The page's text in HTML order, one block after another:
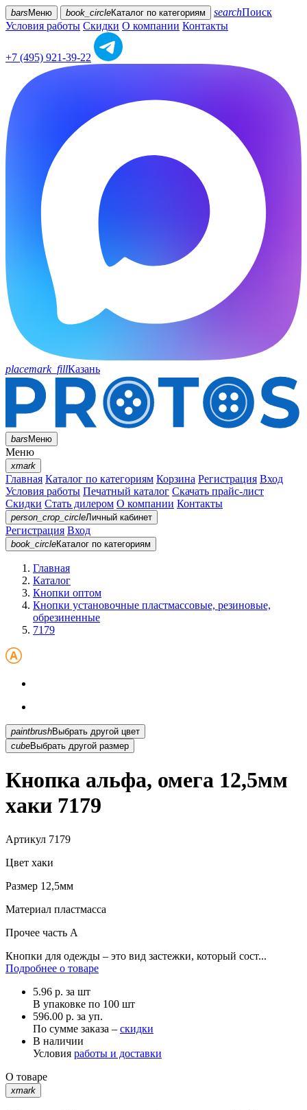
bars Меню book_circleКаталог по категориям searchПоиск
Условия работы Скидки О компании Контакты
+7 (495) 921-39-22
placemark_fillКазань
barsМеню
Меню
xmark
Главная Каталог по категориям Корзина Регистрация Вход
Условия работы Печатный каталог Скачать прайс-лист
Скидки Стать дилером О компании Контакты
person_crop_circleЛичный кабинет
Регистрация Вход
book_circleКаталог по категориям
Главная
Каталог
Кнопки оптом
Кнопки установочные пластмассовые, резиновые,
обрезиненные
7179
paintbrush
Выбрать другой цвет
cubeВыбрать другой размер
Кнопка альфа, омега 12,5мм
хаки 7179
Артикул 7179
Цвет хаки
Размер 12,5мм
Материал пластмасса
Прочее часть A
Кнопки для одежды – это вид застежки, который сост...
Подробнее о товаре
5.96 р. за шт
В упаковке по 100 шт
596.00 р. за уп.
По сумме заказа – скидки
В наличии
Условия работы и доставки
О товаре
xmark